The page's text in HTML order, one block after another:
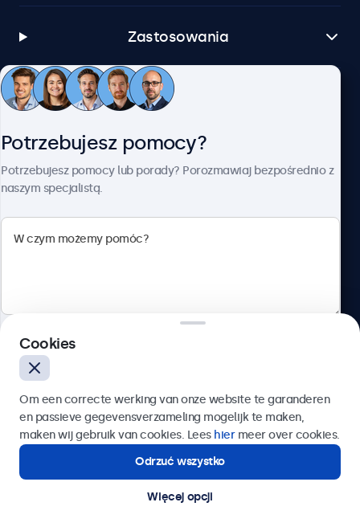
Zastosowania
Obsługa klienta
Polski
© 2026 Beetronics
Potrzebujesz pomocy?
Potrzebujesz pomocy lub porady? Porozmawiaj bezpośrednio z
naszym specjalistą.
Wyślij
Lub zadzwoń pod numer:22 397 04 43
Potrzebujesz pomocy?
Kontakt ze specjalistą.
Cookies
Om een correcte werking van onze website te garanderen
en passieve gegevensverzameling mogelijk te maken,
maken wij gebruik van cookies. Lees hiermeer over cookies.
Odrzuć wszystko
Więcej opcji